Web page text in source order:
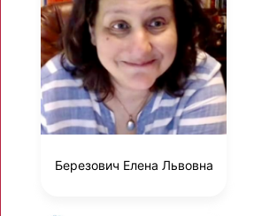
Березович Елена Львовна